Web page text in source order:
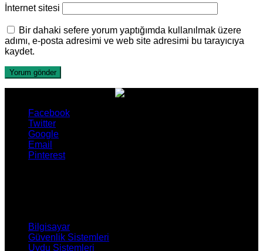
İnternet sitesi
Bir dahaki sefere yorum yaptığımda kullanılmak üzere
adımı, e-posta adresimi ve web site adresimi bu tarayıcıya
kaydet.
Facebook
Twitter
Google
Email
Pinterest
Bilgisayar
Güvenlik Sistemleri
Uydu Sistemleri